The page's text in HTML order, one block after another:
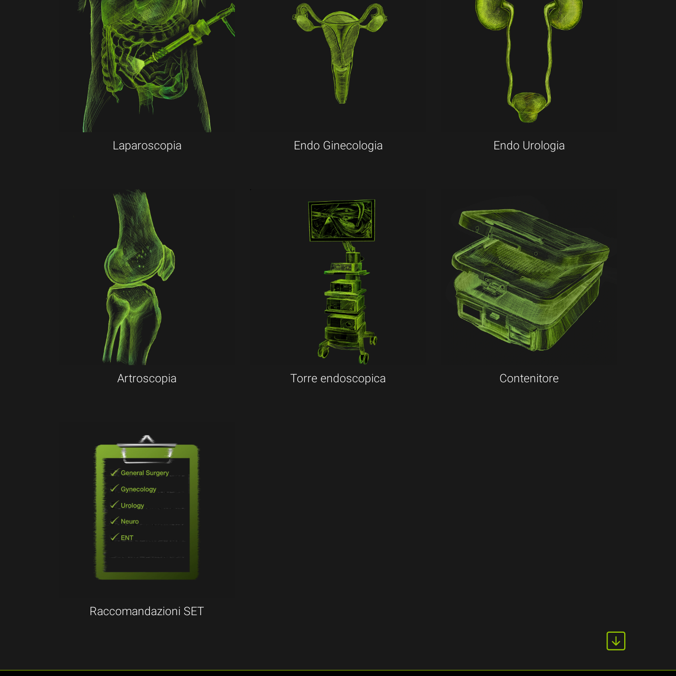
Laparoscopia
Artroscopia
Endo Ginecologia
Torre endoscopica
Endo Urologia
Contenitore
Raccomandazioni SET